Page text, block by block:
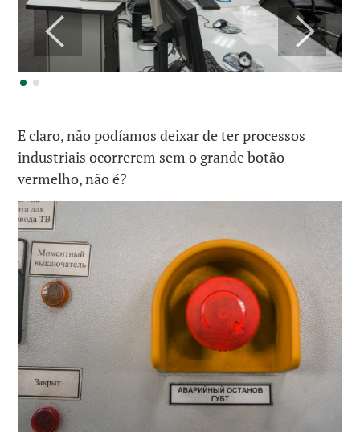
E claro, não podíamos deixar de ter processos
industriais ocorrerem sem o grande botão
vermelho, não é?